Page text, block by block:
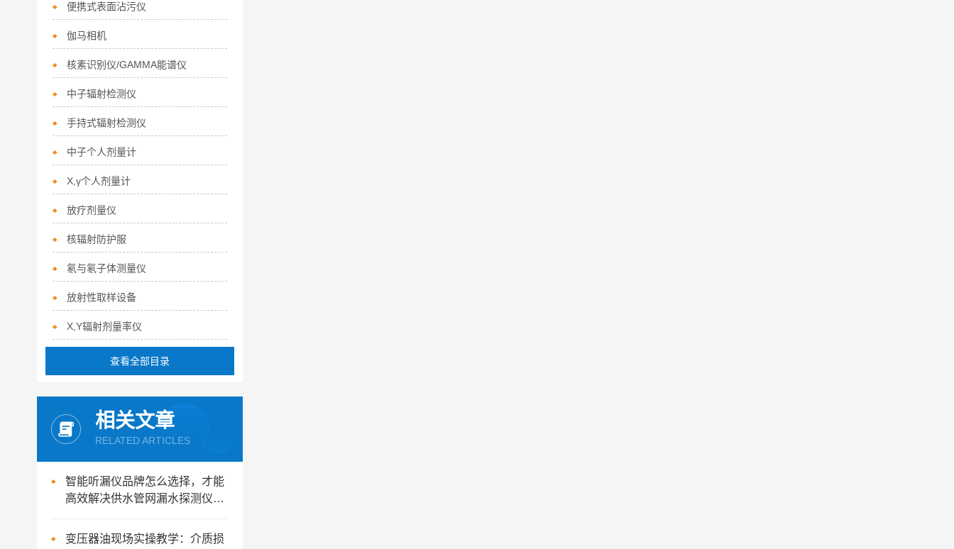
便携式表面沾污仪
伽马相机
核素识别仪/GAMMA能谱仪
中子辐射检测仪
手持式辐射检测仪
中子个人剂量计
X,γ个人剂量计
放疗剂量仪
核辐射防护服
氡与氡子体测量仪
放射性取样设备
X,Y辐射剂量率仪
查看全部目录
相关文章
RELATED ARTICLES
智能听漏仪品牌怎么选择，才能
高效解决供水管网漏水探测仪器
变压器油现场实操教学：介质损